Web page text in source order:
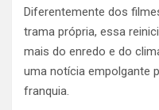
Diferentemente dos
trama própria, essa
mais do enredo e do
uma notícia empolgante
franquia.